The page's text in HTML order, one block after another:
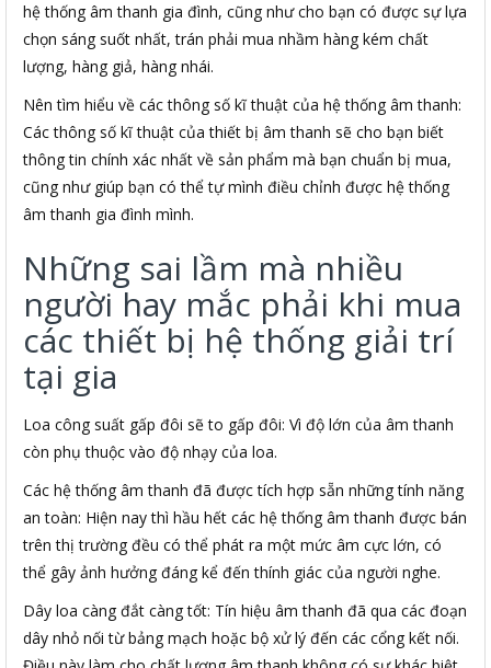
hệ thống âm thanh gia đình, cũng như cho bạn có được sự lựa
chọn sáng suốt nhất, trán phải mua nhầm hàng kém chất
lượng, hàng giả, hàng nhái.
Nên tìm hiểu về các thông số kĩ thuật của hệ thống âm thanh:
Các thông số kĩ thuật của thiết bị âm thanh sẽ cho bạn biết
thông tin chính xác nhất về sản phẩm mà bạn chuẩn bị mua,
cũng như giúp bạn có thể tự mình điều chỉnh được hệ thống
âm thanh gia đình mình.
Những sai lầm mà nhiều
người hay mắc phải khi mua
các thiết bị hệ thống giải trí
tại gia
Loa công suất gấp đôi sẽ to gấp đôi: Vì độ lớn của âm thanh
còn phụ thuộc vào độ nhạy của loa.
Các hệ thống âm thanh đã được tích hợp sẵn những tính năng
an toàn: Hiện nay thì hầu hết các hệ thống âm thanh được bán
trên thị trường đều có thể phát ra một mức âm cực lớn, có
thể gây ảnh hưởng đáng kể đến thính giác của người nghe.
Dây loa càng đắt càng tốt: Tín hiệu âm thanh đã qua các đoạn
dây nhỏ nối từ bảng mạch hoặc bộ xử lý đến các cổng kết nối.